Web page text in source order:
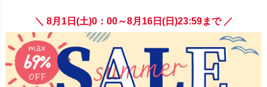
＼ 8月1日(土)0：00～8月16日(日)23:59まで ／